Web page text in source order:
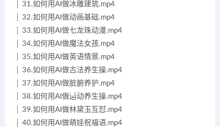
│ 31.如何用AI做冰雕建筑.mp4
│ 32.如何用AI做动画基础.mp4
│ 33.如何用AI做七龙珠动漫.mp4
│ 34.如何用AI做魔法女孩.mp4
│ 35.如何用AI做英语情景.mp4
│ 36.如何用AI做古法养生操.mp4
│ 37.如何用AI做脏腑养护.mp4
│ 38.如何用AI做运动养生操.mp4
│ 39.如何用AI做林黛玉互怼.mp4
│ 40.如何用AI做萌娃祝福语.mp4